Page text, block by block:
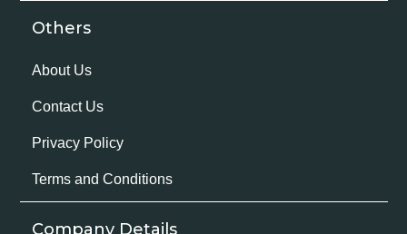
Others
About Us
Contact Us
Privacy Policy
Terms and Conditions
Company Details